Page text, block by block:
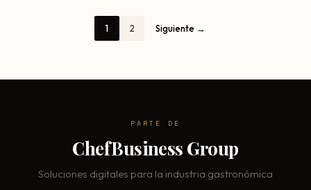
1 2 Siguiente →
PARTE DE
ChefBusiness Group
Soluciones digitales para la industria gastronómica